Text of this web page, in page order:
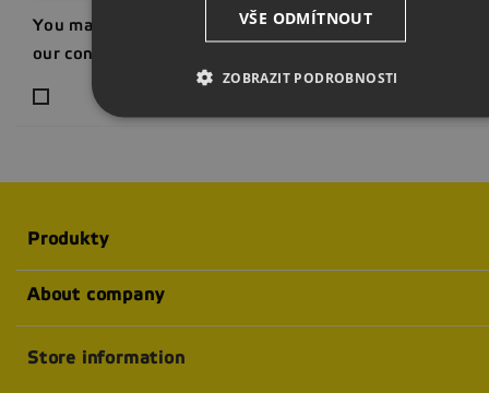
You may unsubscribe at any moment. For that purpose,
our contact info in the legal notice.
Produkty
About company
Store information
VŠE ODMÍTNOUT
ZOBRAZIT PODROBNOSTI